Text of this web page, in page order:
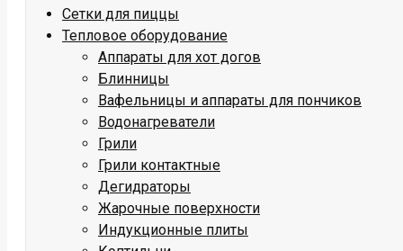
Сетки для пиццы
Тепловое оборудование
Аппараты для хот догов
Блинницы
Вафельницы и аппараты для пончиков
Водонагреватели
Грили
Грили контактные
Дегидраторы
Жарочные поверхности
Индукционные плиты